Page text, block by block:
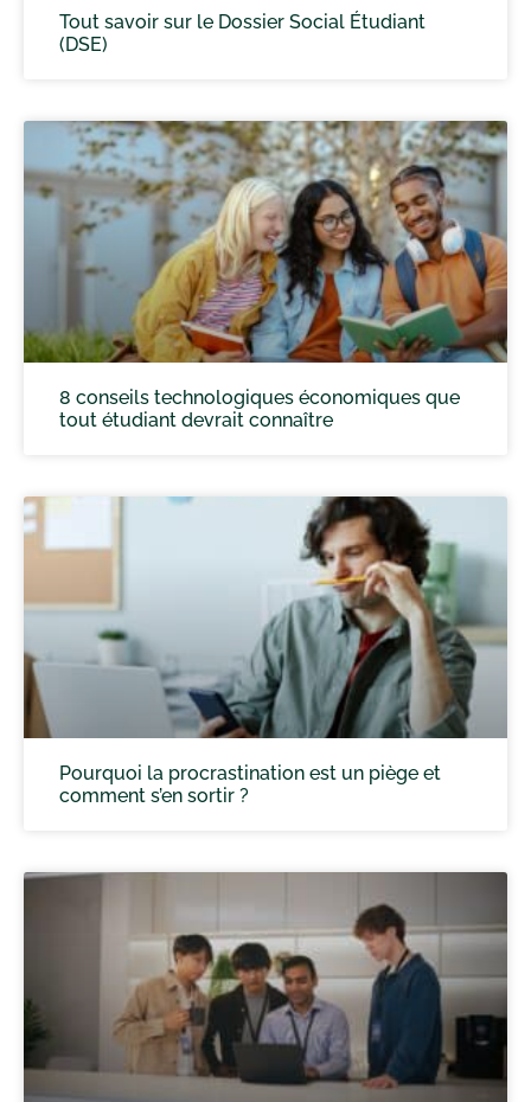
Tout savoir sur le Dossier Social Étudiant
(DSE)
8 conseils technologiques économiques que
tout étudiant devrait connaître
Pourquoi la procrastination est un piège et
comment s’en sortir ?